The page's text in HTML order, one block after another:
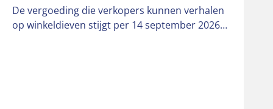
De vergoeding die verkopers kunnen verhalen
op winkeldieven stijgt per 14 september 2026